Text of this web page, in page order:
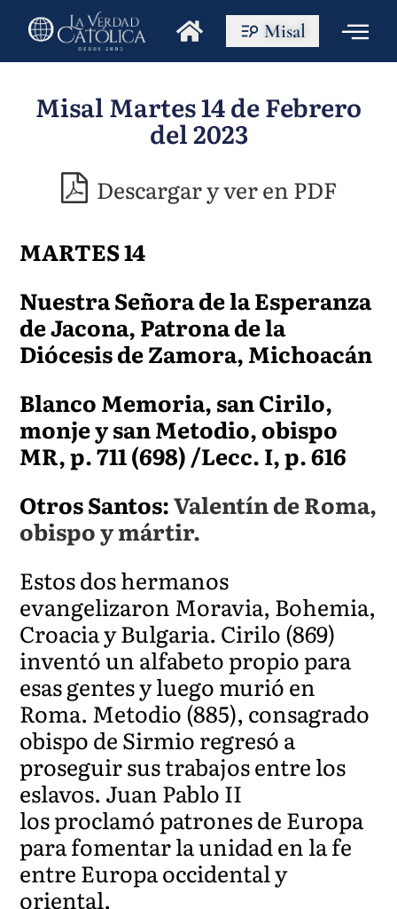
Misal
Misal Martes 14 de Febrero
del 2023
Descargar y ver en PDF
MARTES 14
Nuestra Señora de la Esperanza
de Jacona, Patrona de la
Diócesis de Zamora, Michoacán
Blanco Memoria, san Cirilo,
monje y san Metodio, obispo
MR, p. 711 (698) /Lecc. I, p. 616
Otros Santos:Valentín de Roma,
obispo y mártir.
Estos dos hermanos
evangelizaron Moravia, Bohemia,
Croacia y Bulgaria. Cirilo (869)
inventó un alfabeto propio para
esas gentes y luego murió en
Roma. Metodio (885), consagrado
obispo de Sirmio regresó a
proseguir sus trabajos entre los
eslavos. Juan Pablo II
los proclamó patrones de Europa
para fomentar la unidad en la fe
entre Europa occidental y
oriental.